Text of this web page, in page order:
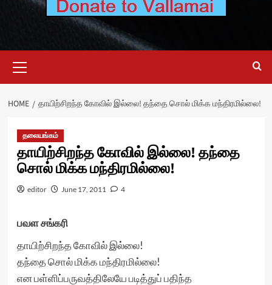
Menu
HOME தாயிற்சிறந்த கோவில் இல்லை! தந்தை சொல் மிக்க மந்திரமில்லை!
தலையங்கம்
தாயிற்சிறந்த கோவில் இல்லை! தந்தை
சொல் மிக்க மந்திரமில்லை!
editor June 17, 2011 4
பவள சங்கரி
தாயிற்சிறந்த கோவில் இல்லை!
தந்தை சொல் மிக்க மந்திரமில்லை!
என பள்ளிப்பருவத்திலேயே படித்துப் பதிந்த